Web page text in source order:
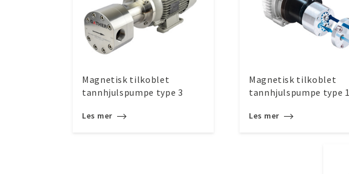
Magnetisk tilkoblet
tannhjulspumpe type 3
Les mer
Magnetisk tilkoblet
tannhjulspumpe type 1
Les mer